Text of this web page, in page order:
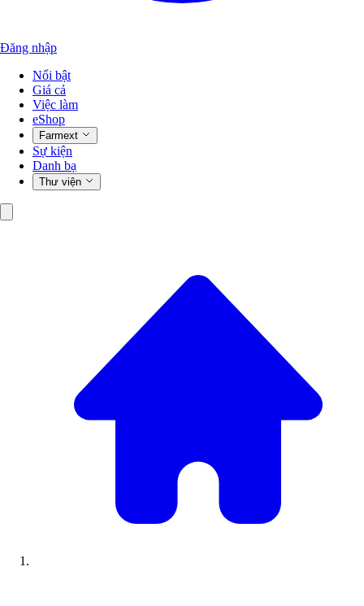
Đăng nhập
Nổi bật
Giá cả
Việc làm
eShop
Farmext
Sự kiện
Danh bạ
Thư viện